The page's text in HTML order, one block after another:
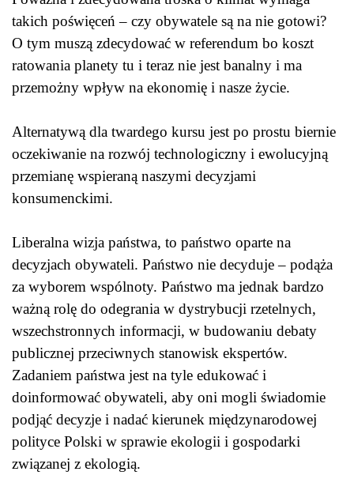
takich poświęceń – czy obywatele są na nie gotowi?
O tym muszą zdecydować w referendum bo koszt
ratowania planety tu i teraz nie jest banalny i ma
przemożny wpływ na ekonomię i nasze życie.
Alternatywą dla twardego kursu jest po prostu biernie
oczekiwanie na rozwój technologiczny i ewolucyjną
przemianę wspieraną naszymi decyzjami
konsumenckimi.
Liberalna wizja państwa, to państwo oparte na
decyzjach obywateli. Państwo nie decyduje – podąża
za wyborem wspólnoty. Państwo ma jednak bardzo
ważną rolę do odegrania w dystrybucji rzetelnych,
wszechstronnych informacji, w budowaniu debaty
publicznej przeciwnych stanowisk ekspertów.
Zadaniem państwa jest na tyle edukować i
doinformować obywateli, aby oni mogli świadomie
podjąć decyzje i nadać kierunek międzynarodowej
polityce Polski w sprawie ekologii i gospodarki
związanej z ekologią.